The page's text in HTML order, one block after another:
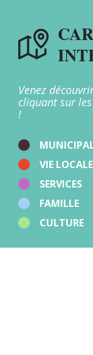
Lieux de culte
Mairies
Multi-accueil
Offices de Tourisme
Points d'apport
Restaurants
Salles
Sport
Zones d'activités
Autres
Venez
cliquant sur
!
VIE LOCALE
SERVICES
FAMILLE
CULTURE